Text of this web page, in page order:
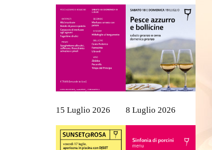
15 Luglio 2026 8 Luglio 2026